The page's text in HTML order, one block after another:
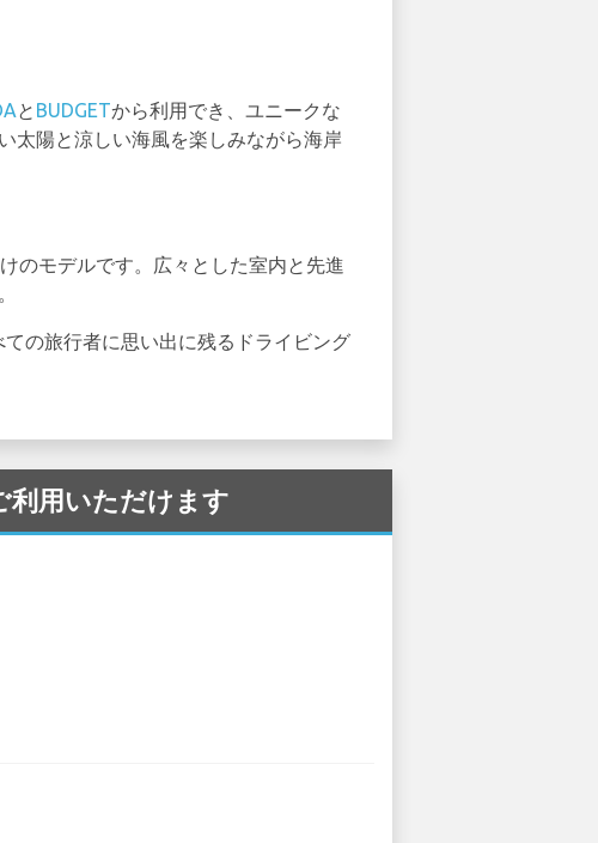
と BUDGETから利用でき、ユニークな
太陽と涼しい海風を楽しみながら海岸
のモデルです。広々とした室内と先進
の旅行者に思い出に残るドライビング
利用いただけます